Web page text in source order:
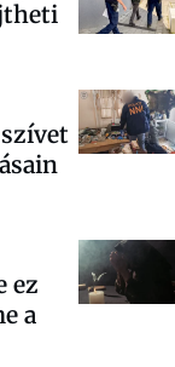
ez
a